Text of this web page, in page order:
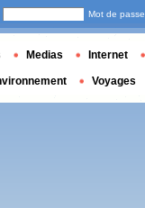
Mot de passe
Medias Internet
Voyages